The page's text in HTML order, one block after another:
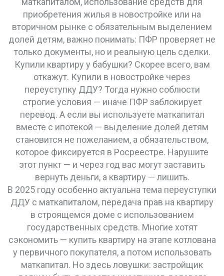
приобретения жилья в новостройке или на
вторичном рынке с обязательным выделением
долей детям, важно понимать: ПФР проверяет не
только документы, но и реальную цель сделки.
Купили квартиру у бабушки? Скорее всего, вам
откажут. Купили в новостройке через
переуступку ДДУ? Тогда нужно соблюсти
строгие условия — иначе ПФР заблокирует
перевод. А если вы используете маткапитал
вместе с ипотекой — выделение долей детям
становится не пожеланием, а обязательством,
которое фиксируется в Росреестре. Нарушите
этот пункт — и через год вас могут заставить
вернуть деньги, а квартиру — лишить.
В 2025 году особенно актуальна тема переуступки
ДДУ с маткапиталом, передача прав на квартиру
в строящемся доме с использованием
государственных средств. Многие хотят
сэкономить — купить квартиру на этапе котлована
у первичного покупателя, а потом использовать
маткапитал. Но здесь ловушки: застройщик